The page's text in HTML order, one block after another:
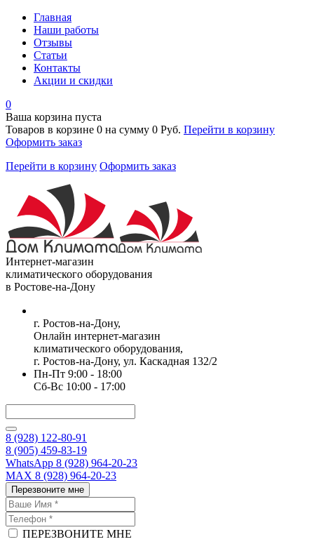
Главная
Наши работы
Отзывы
Статьи
Контакты
Акции и скидки
0
Ваша корзина пуста
Товаров в корзине 0 на сумму 0 Руб. Перейти в корзину
Оформить заказ
Перейти в корзину Оформить заказ
Интернет-магазин
климатического оборудования
в Ростове-на-Дону
г. Ростов-на-Дону,
Онлайн интернет-магазин
климатического оборудования,
г. Ростов-на-Дону, ул. Каскадная 132/2
Пн-Пт 9:00 - 18:00
Сб-Вс 10:00 - 17:00
8 (928) 122-80-91
8 (905) 459-83-19
WhatsApp 8 (928) 964-20-23
MAX 8 (928) 964-20-23
Перезвоните мне
ПЕРЕЗВОНИТЕ МНЕ